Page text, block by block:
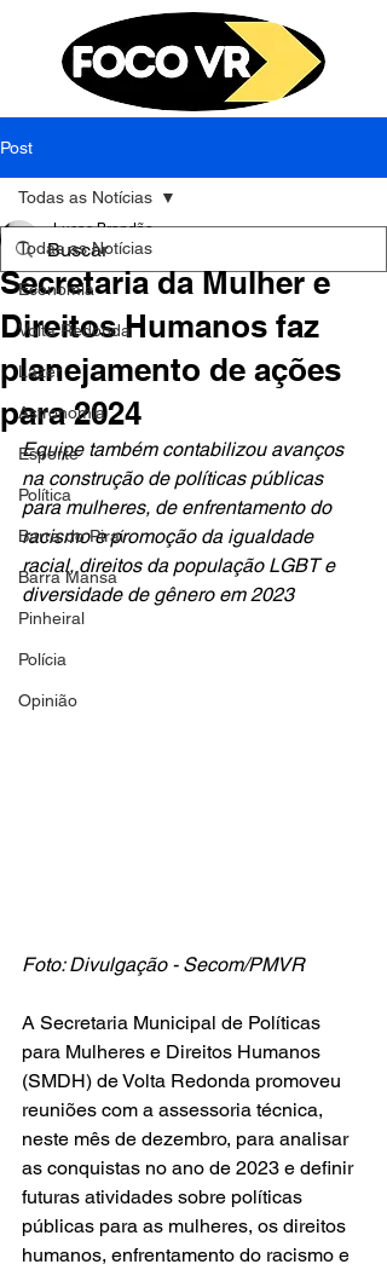
Post
Todas as Notícias
Economia
Volta Redonda
Lazer
Astronomia
Esporte
Política
Barra do Piraí
Barra Mansa
Pinheiral
Polícia
Opinião
Todas as Notícias
Secretaria da Mulher e
Direitos Humanos faz
planejamento de ações
para 2024
Lucas Brandão
29 de dez. de 2023
Equipe também contabilizou avanços
na construção de políticas públicas
para mulheres, de enfrentamento do
racismo e promoção da igualdade
racial, direitos da população LGBT e
diversidade de gênero em 2023
Foto: Divulgação - Secom/PMVR
A Secretaria Municipal de Políticas
para Mulheres e Direitos Humanos
(SMDH) de Volta Redonda promoveu
reuniões com a assessoria técnica,
neste mês de dezembro, para analisar
as conquistas no ano de 2023 e definir
futuras atividades sobre políticas
públicas para as mulheres, os direitos
humanos, enfrentamento do racismo e